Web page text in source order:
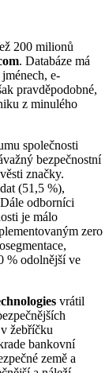
200 milionů
. Databáze má
e-
pravděpodobné,
z minulého
společnosti
bezpečnostní
značky.
(51,5 %),
odborníci
je málo
zero
% odolnější ve
vrátil
žebříčku
bankovní
země a